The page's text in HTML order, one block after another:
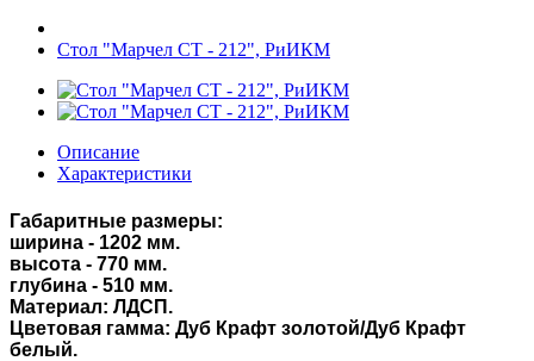
Стол "Марчел СТ - 212", РиИКМ
Описание
Характеристики
Габаритные размеры:
ширина - 1202 мм.
высота - 770 мм.
глубина - 510 мм.
Материал: ЛДСП.
Цветовая гамма: Дуб Крафт золотой/Дуб Крафт
белый.